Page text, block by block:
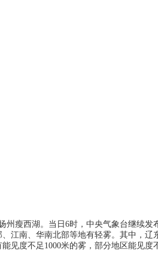
州瘦西湖。当日6时，中央气象台继续
江南、华南北部等地有轻雾。其中，
见度不足1000米的雾，部分地区能见度